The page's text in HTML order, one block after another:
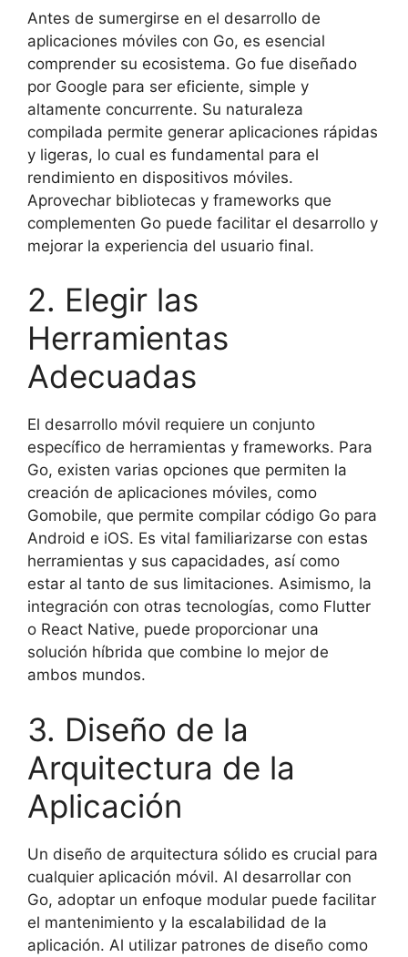
Antes de sumergirse en el desarrollo de
aplicaciones móviles con Go, es esencial
comprender su ecosistema. Go fue diseñado
por Google para ser eficiente, simple y
altamente concurrente. Su naturaleza
compilada permite generar aplicaciones rápidas
y ligeras, lo cual es fundamental para el
rendimiento en dispositivos móviles.
Aprovechar bibliotecas y frameworks que
complementen Go puede facilitar el desarrollo y
mejorar la experiencia del usuario final.
2. Elegir las
Herramientas
Adecuadas
El desarrollo móvil requiere un conjunto
específico de herramientas y frameworks. Para
Go, existen varias opciones que permiten la
creación de aplicaciones móviles, como
Gomobile, que permite compilar código Go para
Android e iOS. Es vital familiarizarse con estas
herramientas y sus capacidades, así como
estar al tanto de sus limitaciones. Asimismo, la
integración con otras tecnologías, como Flutter
o React Native, puede proporcionar una
solución híbrida que combine lo mejor de
ambos mundos.
3. Diseño de la
Arquitectura de la
Aplicación
Un diseño de arquitectura sólido es crucial para
cualquier aplicación móvil. Al desarrollar con
Go, adoptar un enfoque modular puede facilitar
el mantenimiento y la escalabilidad de la
aplicación. Al utilizar patrones de diseño como